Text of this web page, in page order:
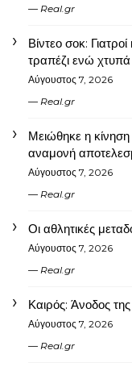
Real.gr
Βίντεο σοκ:
τραπέζι ενώ
Αύγουστος 7, 2026
Real.gr
Μειώθηκε η
αναμονή
Αύγουστος 7, 2026
Real.gr
Οι αθλητικές
Αύγουστος 7, 2026
Real.gr
Καιρός: Άνοδος
Αύγουστος 7, 2026
Real.gr